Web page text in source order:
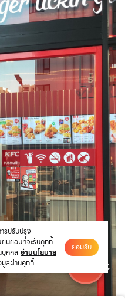
รปรับปรุง
นยอมที่จะรับคุกกี้
บุคคล อ่านนโยบาย
มูลผ่านคุกกี้
ยอมรับ